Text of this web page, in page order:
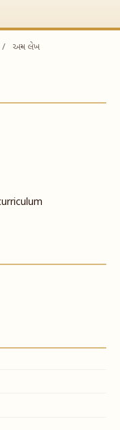
/ અન્ય લેખ